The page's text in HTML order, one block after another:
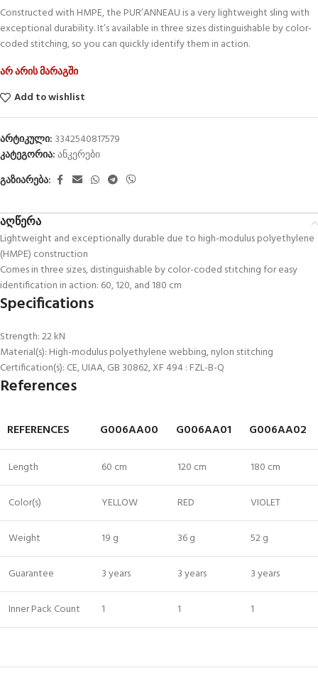
Constructed with HMPE, the PUR’ANNEAU is a very lightweight sling with
exceptional durability. It’s available in three sizes distinguishable by color-
coded stitching, so you can quickly identify them in action.
არ არის მარაგში
Add to wishlist
არტიკული: 3342540817579
კატეგორია:ანკერები
გაზიარება:
აღწერა
Lightweight and exceptionally durable due to high-modulus polyethylene
(HMPE) construction
Comes in three sizes, distinguishable by color-coded stitching for easy
identification in action: 60, 120, and 180 cm
Specifications
Strength: 22 kN
Material(s): High-modulus polyethylene webbing, nylon stitching
Certification(s): CE, UIAA, GB 30862, XF 494 : FZL-B-Q
References
REFERENCES G006AA00 G006AA01 G006AA02
Length 60 cm 120 cm 180 cm
Color(s) YELLOW RED VIOLET
Weight 19 g 36 g 52 g
Guarantee 3 years 3 years 3 years
Inner Pack Count 1 1 1